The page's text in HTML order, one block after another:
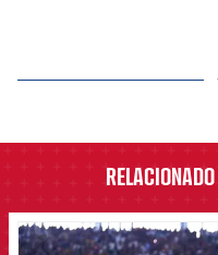
RELACIONADO